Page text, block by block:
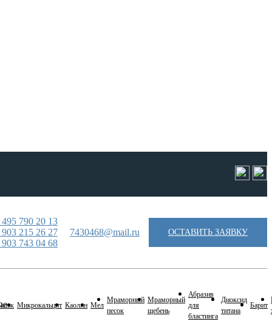
790 20 13
215 26 27
743 04 68
7430468@mail.ru ОСТАВИТЬ ЗАЯВКУ
Микрокальцит Каолин Мел
Мраморный
песок
Мраморный
щебень
Абразив
для
бластинга
Диоксид
титана
Барит